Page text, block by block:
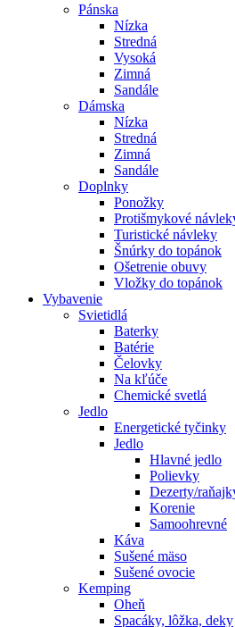
Pánska
Nízka
Stredná
Vysoká
Zimná
Sandále
Dámska
Nízka
Stredná
Zimná
Sandále
Doplnky
Ponožky
Protišmykové
Turistické návleky
Šnúrky do topánok
Ošetrenie obuvy
Vložky do topánok
Vybavenie
Svietidlá
Baterky
Batérie
Čelovky
Na kľúče
Chemické svetlá
Jedlo
Energetické tyčinky
Jedlo
Hlavné jedlo
Polievky
Dezerty/
Korenie
Samoohrevné
Káva
Sušené mäso
Sušené ovocie
Kemping
Oheň
Spacáky, lôžka, deky